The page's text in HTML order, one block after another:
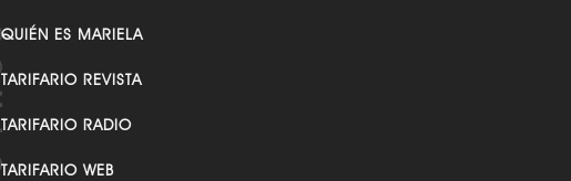
QUIÉN ES MARIELA
TARIFARIO REVISTA
TARIFARIO RADIO
TARIFARIO WEB